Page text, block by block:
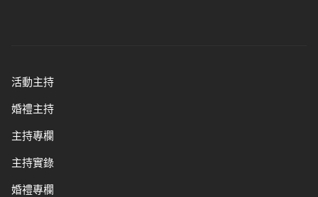
活動主持
婚禮主持
主持專欄
主持實錄
婚禮專欄